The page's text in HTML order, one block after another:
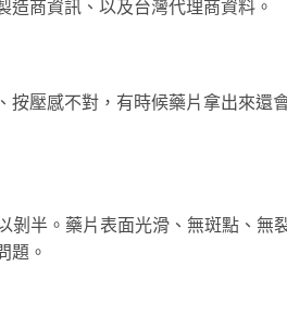
商資訊、以及台灣代理商資料。
按壓感不對，有時候藥片拿出來還
剝半。藥片表面光滑、無斑點、無
題。